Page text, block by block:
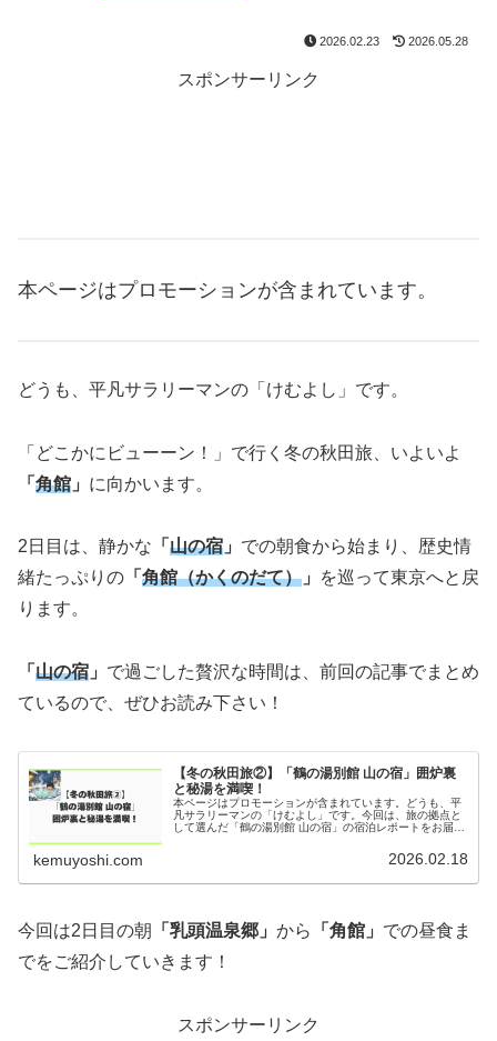
2026.02.23 2026.05.28
スポンサーリンク
本ページはプロモーションが含まれています。
どうも、平凡サラリーマンの「けむよし」です。
「どこかにビューーン！」で行く冬の秋田旅、いよいよ
「 角館 」 に向かいます。
2日目は、静かな 「 山の宿 」 での朝食から始まり、歴史情
緒たっぷりの 「 角館（かくのだて） 」
を巡って東京へと戻
ります。
「 山の宿 」 で過ごした贅沢な時間は、前回の記事でまとめ
ているので、ぜひお読み下さい！
【冬の秋田旅②】「鶴の湯別館 山の宿」囲炉裏
と秘湯を満喫！
本ページはプロモーションが含まれています。どうも、平
凡サラリーマンの「けむよし」です。今回は、旅の拠点と
して選んだ「鶴の湯別館 山の宿」の宿泊レポートをお届け
kemuyoshi.com 2026.02.18
今回は2日目の朝 「乳頭温泉郷」 から 「角館」 での昼食ま
でをご紹介していきます！
スポンサーリンク